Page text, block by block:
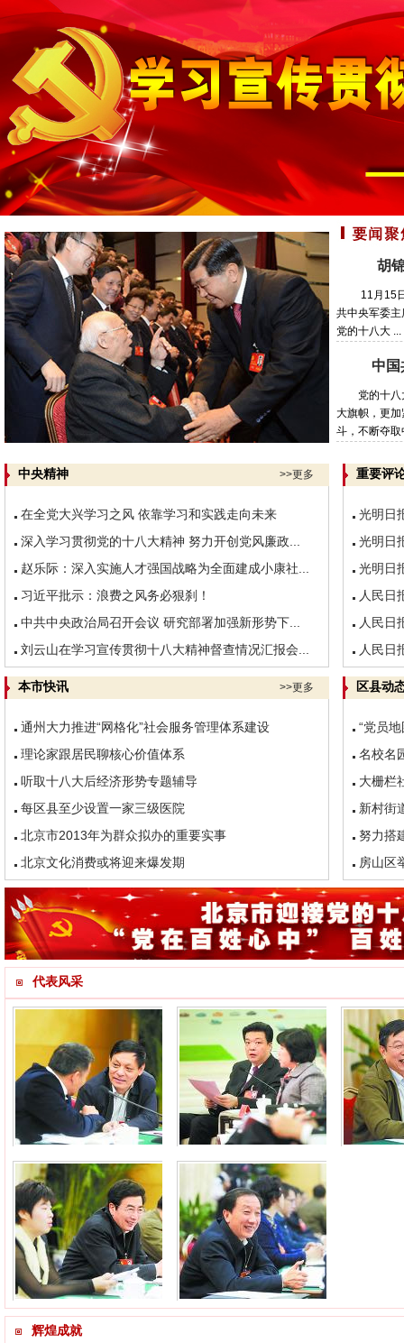
胡
11月15日
共中央军委
党的十八大 ...
中
党的十八大
大旗帜，更
斗，不断夺取
中央精神 >>更多
在全党大兴学习之风 依靠学习和实践走向未来
深入学习贯彻党的十八大精神 努力开创党风廉政...
赵乐际：深入实施人才强国战略为全面建成小康社...
习近平批示：浪费之风务必狠刹！
中共中央政治局召开会议 研究部署加强新形势下...
刘云山在学习宣传贯彻十八大精神督查情况汇报会...
重要评
光明日
光明日
光明日
人民日
人民日
人民日
本市快讯 >>更多
通州大力推进“网格化”社会服务管理体系建设
理论家跟居民聊核心价值体系
听取十八大后经济形势专题辅导
每区县至少设置一家三级医院
北京市2013年为群众拟办的重要实事
北京文化消费或将迎来爆发期
区县动
“党员
名校名
大栅栏
新村街
努力搭
房山区
代表风采
叶青纯代表参加分组讨论 吉林代表参加分组讨论
郭金龙代表参加分组讨论 牛有成代表参加分组讨论
辉煌成就